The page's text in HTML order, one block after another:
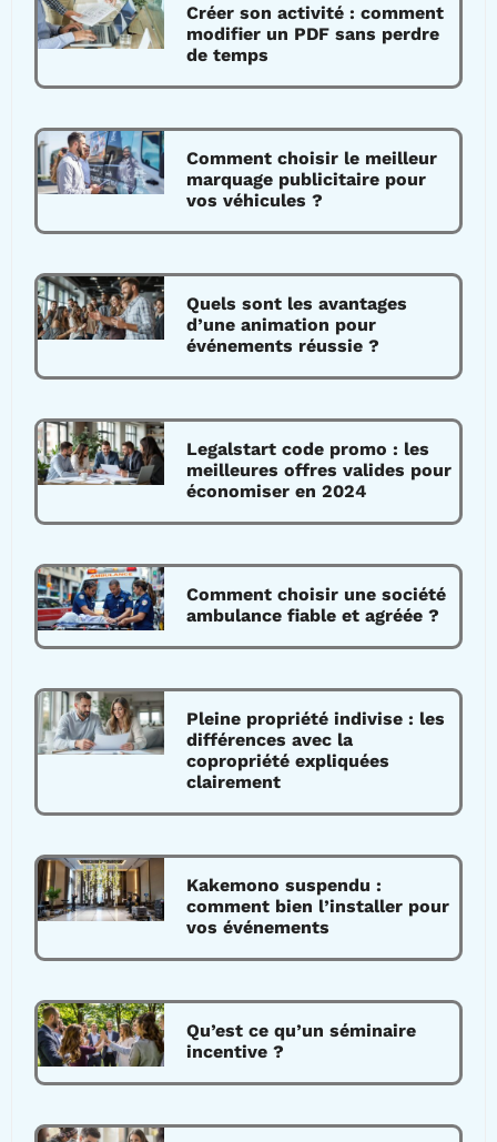
Créer son activité : comment
modifier un PDF sans perdre
de temps
Comment choisir le meilleur
marquage publicitaire pour
vos véhicules ?
Quels sont les avantages
d’une animation pour
événements réussie ?
Legalstart code promo : les
meilleures offres valides pour
économiser en 2024
Comment choisir une société
ambulance fiable et agréée ?
Pleine propriété indivise : les
différences avec la
copropriété expliquées
clairement
Kakemono suspendu :
comment bien l’installer pour
vos événements
Qu’est ce qu’un séminaire
incentive ?